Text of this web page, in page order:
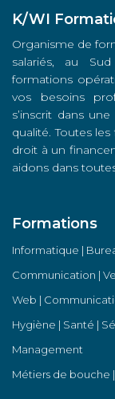
K/WI
Organisme de
salariés, au
formations
vos besoins
s’inscrit dans
qualité. Toutes
droit à un
aidons dans
Formations
Informatique |
Communication |
Web |
Hygiène | Santé |
Management
Métiers de bouche